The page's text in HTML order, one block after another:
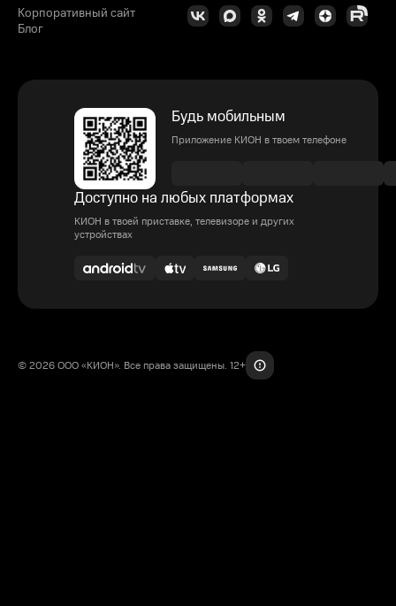
Корпоративный сайт
Блог
Будь мобильным
Приложение КИОН в твоем телефоне
Доступно на любых платформах
КИОН в твоей приставке, телевизоре и других
устройствах
© 2026 ООО «КИОН». Все права защищены. 12+